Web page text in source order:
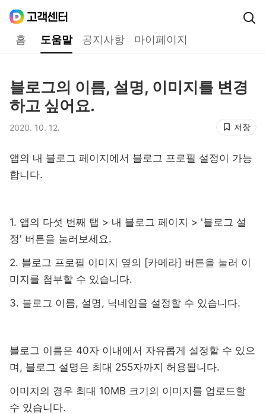
홈 도움말 공지사항 마이페이지
블로그의 이름, 설명, 이미지를 변경
하고 싶어요.
저장
2020. 10. 12.
앱의 내 블로그 페이지에서 블로그 프로필 설정이 가능
합니다.
1. 앱의 다섯 번째 탭 > 내 블로그 페이지 > '블로그 설
정' 버튼을 눌러보세요.
2. 블로그 프로필 이미지 옆의 [카메라] 버튼을 눌러 이
미지를 첨부할 수 있습니다.
3. 블로그 이름, 설명, 닉네임을 설정할 수 있습니다.
블로그 이름은 40자 이내에서 자유롭게 설정할 수 있으
며, 블로그 설명은 최대 255자까지 허용됩니다.
이미지의 경우 최대 10MB 크기의 이미지를 업로드할
수 있습니다.